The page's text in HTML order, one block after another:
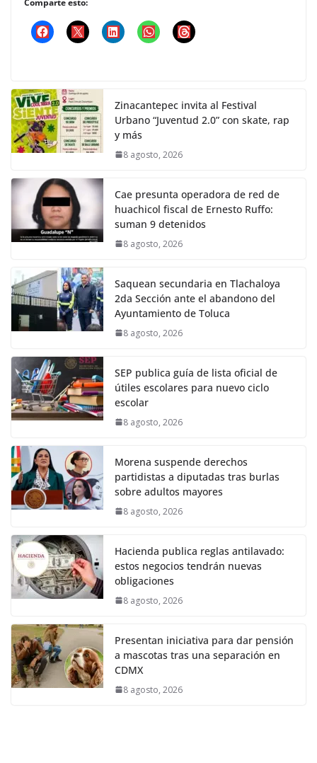
Zinacantepec invita al Festival
Urbano “Juventud 2.0” con skate, rap
y más
8 agosto, 2026
Cae presunta operadora de red de
huachicol fiscal de Ernesto Ruffo:
suman 9 detenidos
8 agosto, 2026
Saquean secundaria en Tlachaloya
2da Sección ante el abandono del
Ayuntamiento de Toluca
8 agosto, 2026
SEP publica guía de lista oficial de
útiles escolares para nuevo ciclo
escolar
8 agosto, 2026
Morena suspende derechos
partidistas a diputadas tras burlas
sobre adultos mayores
8 agosto, 2026
Hacienda publica reglas antilavado:
estos negocios tendrán nuevas
obligaciones
8 agosto, 2026
Presentan iniciativa para dar pensión
a mascotas tras una separación en
CDMX
8 agosto, 2026